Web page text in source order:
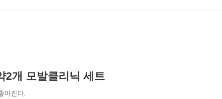
2개 모발클리닉 세트
아진다.